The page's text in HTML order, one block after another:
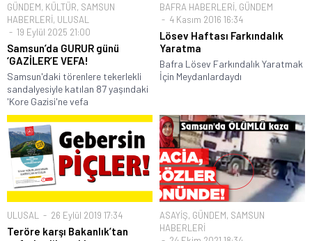
GÜNDEM, KÜLTÜR, SAMSUN
HABERLERİ, ULUSAL
19 Eylül 2025 21:00
Samsun’da GURUR günü
‘GAZİLER’E VEFA!
Samsun'daki törenlere tekerlekli
sandalyesiyle katılan 87 yaşındaki
'Kore Gazisi'ne vefa
BAFRA HABERLERİ, GÜNDEM
4 Kasım 2016 16:34
Lösev Haftası Farkındalık
Yaratma
Bafra Lösev Farkındalık Yaratmak
İçin Meydanlardaydı
ULUSAL 26 Eylül 2019 17:34
Teröre karşı Bakanlık’tan
ASAYİŞ, GÜNDEM, SAMSUN
HABERLERİ